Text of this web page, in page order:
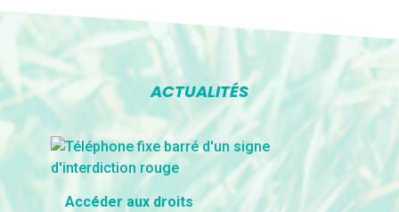
ACTUALITÉS
Accéder aux droits